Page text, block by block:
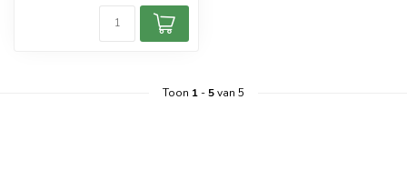
Toon 1-5van 5